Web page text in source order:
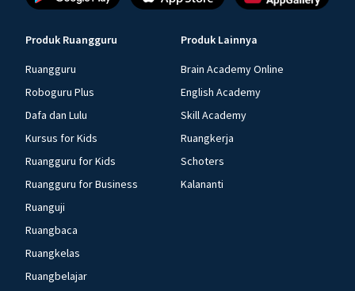
Produk Ruangguru
Ruangguru
Roboguru Plus
Dafa dan Lulu
Kursus for Kids
Ruangguru for Kids
Ruangguru for Business
Ruanguji
Ruangbaca
Ruangkelas
Ruangbelajar
Produk Lainnya
Brain Academy Online
English Academy
Skill Academy
Ruangkerja
Schoters
Kalananti